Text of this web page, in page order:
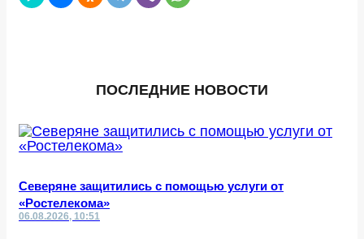
ПОСЛЕДНИЕ НОВОСТИ
Северяне защитились с помощью услуги от
«Ростелекома»
06.08.2026, 10:51